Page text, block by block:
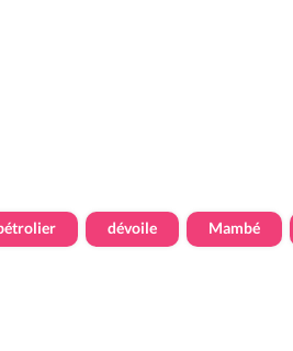
dévoile Mambé